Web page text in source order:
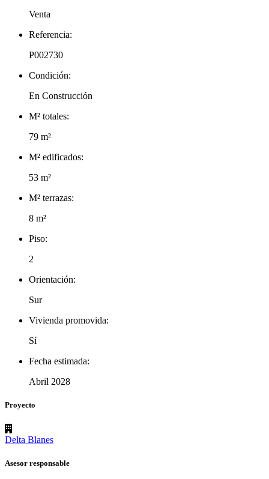
Venta
Referencia:
P002730
Condición:
En Construcción
M² totales:
79 m²
M² edificados:
53 m²
M² terrazas:
8 m²
Piso:
2
Orientación:
Sur
Vivienda promovida:
Sí
Fecha estimada:
Abril 2028
Proyecto
Delta Blanes
Asesor responsable